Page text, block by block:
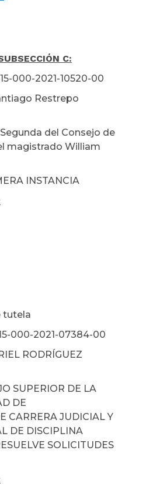
C:
000-2021-10520-00
Restrepo
del Consejo de
magistrado William
INSTANCIA
tutela
000-2021-07384-00
RODRÍGUEZ
SUPERIOR DE LA
DE
CARRERA JUDICIAL Y
DE DISCIPLINA
SOLICITUDES